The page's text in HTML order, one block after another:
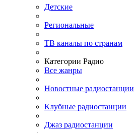
Детские
Региональные
ТВ каналы по странам
Категории Радио
Все жанры
Новостные радиостанции
Клубные радиостанции
Джаз радиостанции